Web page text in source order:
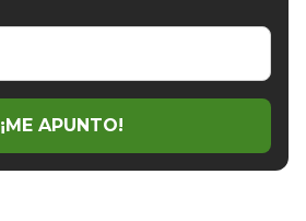
¡ME APUNTO!